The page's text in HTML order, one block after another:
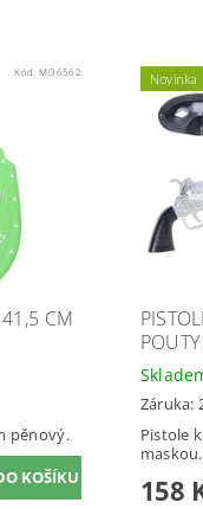
Kód: MI36562
CM
pěnový.
Novinka
Záruka:
Pistole
maskou.
158